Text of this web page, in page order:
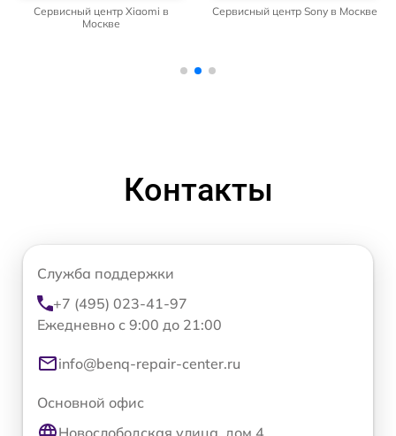
Сервисный центр Xiaomi в
Москве
Сервисный центр Sony в Москве
Контакты
Служба поддержки
+7 (495) 023-41-97
Ежедневно с 9:00 до 21:00
info@benq-repair-center.ru
Основной офис